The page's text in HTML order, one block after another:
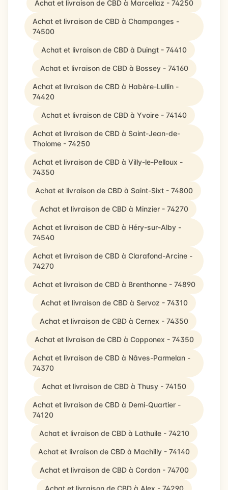
Achat et livraison de CBD à Marcellaz - 74250
Achat et livraison de CBD à Champanges -
74500
Achat et livraison de CBD à Duingt - 74410
Achat et livraison de CBD à Bossey - 74160
Achat et livraison de CBD à Habère-Lullin -
74420
Achat et livraison de CBD à Yvoire - 74140
Achat et livraison de CBD à Saint-Jean-de-
Tholome - 74250
Achat et livraison de CBD à Villy-le-Pelloux -
74350
Achat et livraison de CBD à Saint-Sixt - 74800
Achat et livraison de CBD à Minzier - 74270
Achat et livraison de CBD à Héry-sur-Alby -
74540
Achat et livraison de CBD à Clarafond-Arcine -
74270
Achat et livraison de CBD à Brenthonne - 74890
Achat et livraison de CBD à Servoz - 74310
Achat et livraison de CBD à Cernex - 74350
Achat et livraison de CBD à Copponex - 74350
Achat et livraison de CBD à Nâves-Parmelan -
74370
Achat et livraison de CBD à Thusy - 74150
Achat et livraison de CBD à Demi-Quartier -
74120
Achat et livraison de CBD à Lathuile - 74210
Achat et livraison de CBD à Machilly - 74140
Achat et livraison de CBD à Cordon - 74700
Achat et livraison de CBD à Alex - 74290